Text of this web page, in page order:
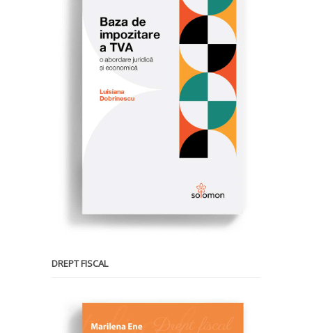
DREPT FISCAL